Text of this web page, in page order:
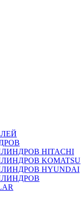
HITACHI
KOMATSU
HYUNDAI